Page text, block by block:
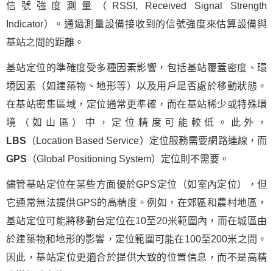
信號強度測量（RSSI, Received Signal Strength
Indicator）。通過測量設備接收到的信號強度來估算設備與
基站之間的距離。
基站定位的準確度受多種因素影響，包括基站覆蓋密度、環
境因素（如建築物、地形等）以及用戶是否處於移動狀態。
在基站密集區域，定位通常更準確，而在基站稀少或特殊環
境（如山區）中，定位精度可能較低。此外，
LBS （Location Based Service）定位服務需要網路連線，而
GPS （Global Positioning System）定位則不需要。
儘管基站定位在某些方面優於GPS定位（如室內定位），但
它通常無法提供GPS的高精度。例如，在郊區和農村地區，
基站定位可能將移動台定位在10至20米範圍內，而在城區由
於建築物和地形的影響，定位範圍可能在100至200米之間。
因此，基站定位更適合於提供大致的位置信息，而不是高精